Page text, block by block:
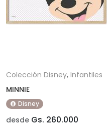
Colección Disney, Infantiles
MINNIE
Disney
desde Gs. 260.000